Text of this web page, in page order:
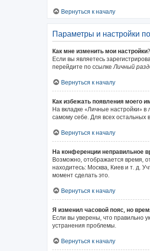
Вернуться к началу
Параметры и настройки
Как мне изменить мои настройки?
Если вы являетесь
перейдите по ссылкеЛичный
Вернуться к началу
Как избежать появления моего
На вкладке «Личные настройки»
самому себе. Для всех
Вернуться к началу
На конференции неправильное
Возможно, отображается время,
находитесь: Москва, Киев и т. д.
момент сделать это.
Вернуться к началу
Я изменил часовой пояс, но
Если вы уверены, что правильно
устранения проблемы.
Вернуться к началу